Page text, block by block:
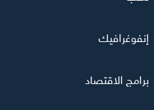
إنفوغرافيك
برامج الاقتصاد